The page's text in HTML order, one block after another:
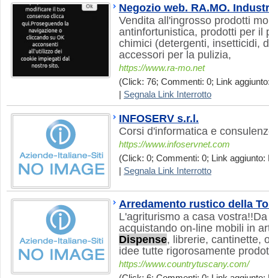
Negozio web. RA.MO.
Vendita all'ingrosso prodotti
antinfortunistica, prodotti per il
chimici (detergenti, insetticidi,
accessori per la pulizia,
https://www.ra-mo.net
(Click: 76; Commenti: 0; Link
Segnala Link Interrotto
INFOSERV s.r.l.
Corsi d'informatica e
https://www.infoservnet.com
(Click: 0; Commenti: 0; Link aggiunto:
Segnala Link Interrotto
Arredamento rustico della
L'agriturismo a casa
acquistando on-line mobili in
Dispense, librerie, cantinette,
idee tutte rigorosamente
https://www.countrytuscany.com/